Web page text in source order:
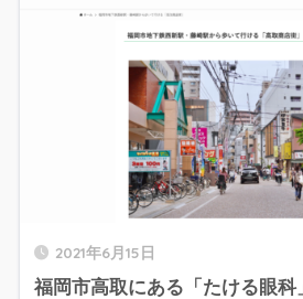
2021年6月15日
福岡市高取にある「たける眼